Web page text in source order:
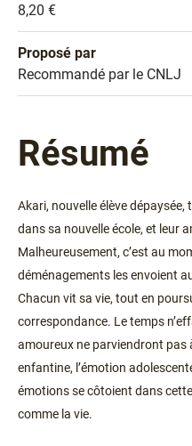
Prix
8,20 €
Proposé par
Sélection
Recommandé par le CNLJ
Résumé
Akari, nouvelle élève
dans sa nouvelle école, et leur
Malheureusement, c’est au
déménagements les envoient
Chacun vit sa vie, tout en
correspondance. Le temps
amoureux ne parviendront pas
enfantine, l’émotion
émotions se côtoient dans
comme la vie.